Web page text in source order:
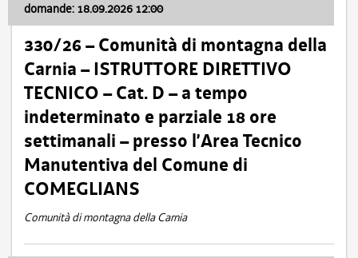
domande: 18.09.2026 12:00
330/26 – Comunità di montagna della
Carnia – ISTRUTTORE DIRETTIVO
TECNICO – Cat. D – a tempo
indeterminato e parziale 18 ore
settimanali – presso l’Area Tecnico
Manutentiva del Comune di
COMEGLIANS
Comunità di montagna della Carnia